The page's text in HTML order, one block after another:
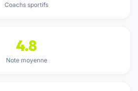
Coachs sportifs
4.8
Note moyenne